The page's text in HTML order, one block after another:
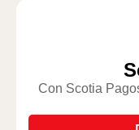
Con Scotia